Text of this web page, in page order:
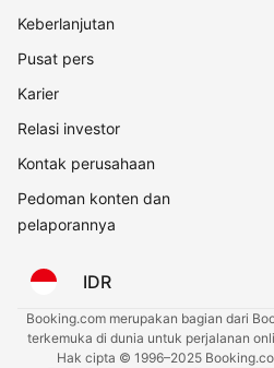
Keberlanjutan
Pusat pers
Karier
Relasi investor
Kontak perusahaan
Pedoman konten dan
pelaporannya
IDR
Booking.com merupakan bagian dari
terkemuka di dunia untuk perjalanan
Hak cipta © 1996–2025